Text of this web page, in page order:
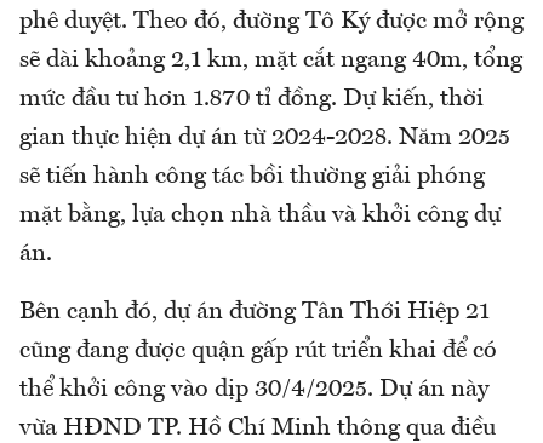
phê duyệt. Theo đó, đường Tô Ký được mở rộng
sẽ dài khoảng 2,1 km, mặt cắt ngang 40m, tổng
mức đầu tư hơn 1.870 tỉ đồng. Dự kiến, thời
gian thực hiện dự án từ 2024-2028. Năm 2025
sẽ tiến hành công tác bồi thường giải phóng
mặt bằng, lựa chọn nhà thầu và khởi công dự
án.
Bên cạnh đó, dự án đường Tân Thới Hiệp 21
cũng đang được quận gấp rút triển khai để có
thể khởi công vào dịp 30/4/2025. Dự án này
vừa HĐND TP. Hồ Chí Minh thông qua điều